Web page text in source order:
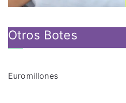
Otros Botes
Euromillones